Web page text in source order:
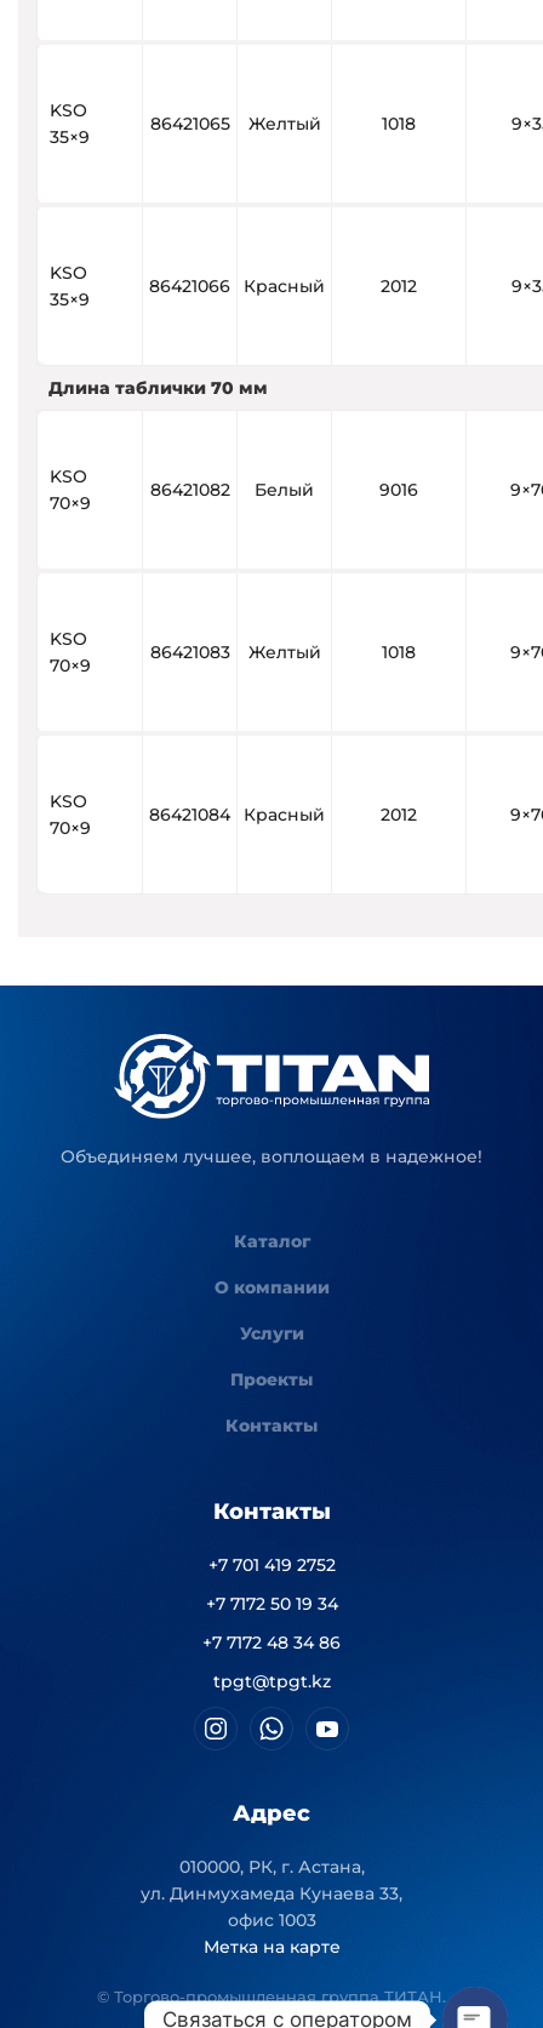
KSO
35×9
86421065 Желтый 1018
KSO
35×9
86421066 Красный 2012
Длина таблички 70 мм
KSO
70×9
86421082 Белый 9016
KSO
70×9
86421083 Желтый 1018
KSO
70×9
86421084 Красный 2012
Объединяем лучшее, воплощаем в надежное!
Каталог
О компании
Услуги
Проекты
Контакты
Контакты
+7 701 419 2752
+7 7172 50 19 34
+7 7172 48 34 86
tpgt@tpgt.kz
Адрес
010000, РК, г. Астана,
ул. Динмухамеда Кунаева 33,
офис 1003
Метка на карте
© Торгово-промышленная группа ТИТАН.
Связаться с оператором